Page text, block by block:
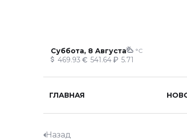
Суббота, 8 Августа °C
469.93 541.64 5.71
ГЛАВНАЯ
Назад